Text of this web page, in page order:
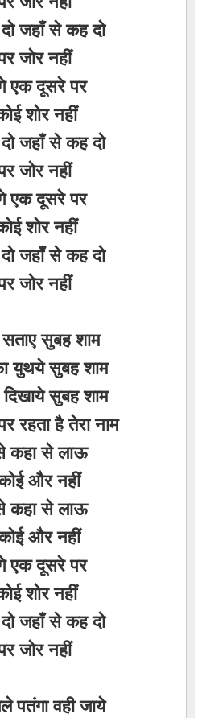
जहाँ से कह दो
जोर नहीं
एक दूसरे पर
शोर नहीं
जहाँ से कह दो
जोर नहीं
एक दूसरे पर
शोर नहीं
जहाँ से कह दो
जोर नहीं
सुबह शाम
युथये सुबह शाम
सुबह शाम
रहता है तेरा नाम
कहा से लाऊ
और नहीं
कहा से लाऊ
और नहीं
एक दूसरे पर
शोर नहीं
जहाँ से कह दो
जोर नहीं
पतंगा वही जाये